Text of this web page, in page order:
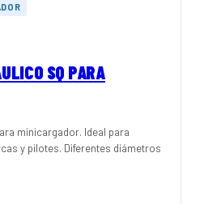
SQ PARA
minicargador. Ideal para
y pilotes. Diferentes diámetros